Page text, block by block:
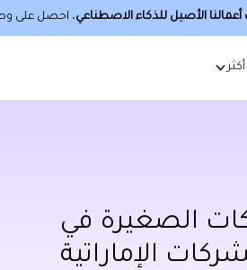
الأصيل للذكاء الاصطناعي، احصل على
أكثر
الصغيرة في
الإماراتية